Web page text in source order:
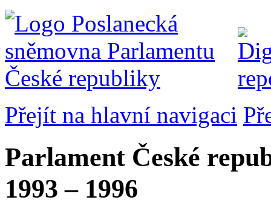
Přejít na hlavní navigaci
Parlament České
1993 – 1996